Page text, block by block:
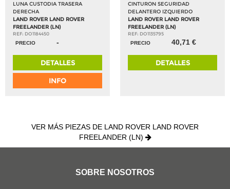
LUNA CUSTODIA TRASERA
DERECHA
LAND ROVER LAND ROVER
FREELANDER (LN)
REF: DO1184450
PRECIO
-
DETALLES
INFO
CINTURON SEGURIDAD
DELANTERO IZQUIERDO
LAND ROVER LAND ROVER
FREELANDER (LN)
REF: DO1135795
PRECIO
40,71 €
DETALLES
VER MÁS PIEZAS DE LAND ROVER LAND ROVER
FREELANDER (LN)
SOBRE NOSOTROS